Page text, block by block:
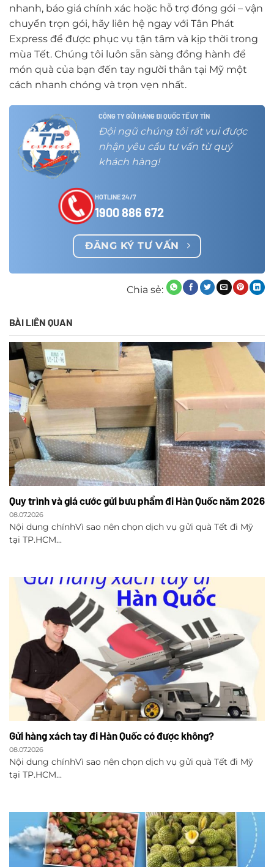
nhanh, báo giá chính xác hoặc hỗ trợ đóng gói – vận
chuyển trọn gói, hãy liên hệ ngay với Tân Phát
Express để được phục vụ tận tâm và kịp thời trong
mùa Tết. Chúng tôi luôn sẵn sàng đồng hành để
món quà của bạn đến tay người thân tại Mỹ một
cách nhanh chóng và trọn vẹn nhất.
CÔNG TY GỬI HÀNG ĐI QUỐC TẾ UY TÍN
Đội ngũ chúng tôi rất vui được
nhận yêu cầu tư vấn từ quý
khách hàng!
HOTLINE 24/7
1900 886 672
ĐĂNG KÝ TƯ VẤN
Chia sẻ:
BÀI LIÊN QUAN
Quy trình và giá cước gửi bưu phẩm đi Hàn Quốc năm 2026
08.07.2026
Nội dung chínhVì sao nên chọn dịch vụ gửi quà Tết đi Mỹ
tại TP.HCM...
Gửi hàng xách tay đi Hàn Quốc có được không?
08.07.2026
Nội dung chínhVì sao nên chọn dịch vụ gửi quà Tết đi Mỹ
tại TP.HCM...